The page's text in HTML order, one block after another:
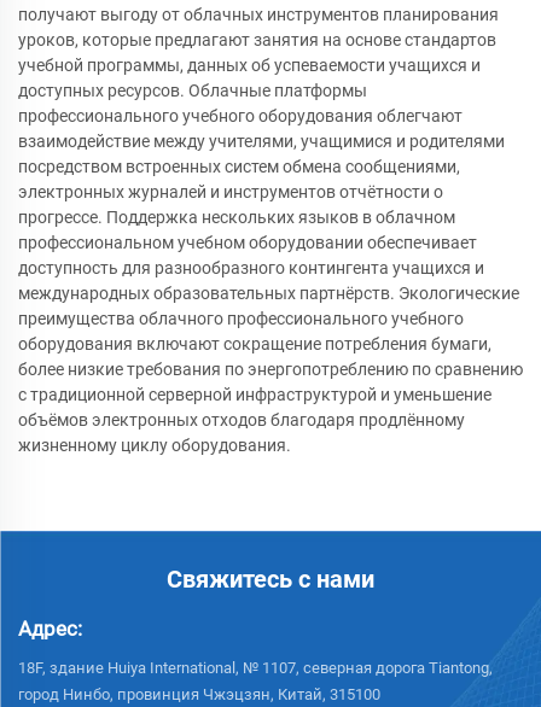
получают выгоду от облачных инструментов планирования
уроков, которые предлагают занятия на основе стандартов
учебной программы, данных об успеваемости учащихся и
доступных ресурсов. Облачные платформы
профессионального учебного оборудования облегчают
взаимодействие между учителями, учащимися и родителями
посредством встроенных систем обмена сообщениями,
электронных журналей и инструментов отчётности о
прогрессе. Поддержка нескольких языков в облачном
профессиональном учебном оборудовании обеспечивает
доступность для разнообразного контингента учащихся и
международных образовательных партнёрств. Экологические
преимущества облачного профессионального учебного
оборудования включают сокращение потребления бумаги,
более низкие требования по энергопотреблению по сравнению
с традиционной серверной инфраструктурой и уменьшение
объёмов электронных отходов благодаря продлённому
жизненному циклу оборудования.
Свяжитесь с нами
Адрес:
18F, здание Huiya International, № 1107, северная дорога Tiantong,
город Нинбо, провинция Чжэцзян, Китай, 315100